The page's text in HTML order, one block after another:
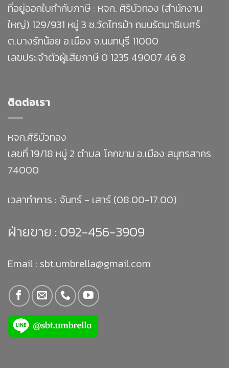
ที่อยู่ออกใบกำกับภาษี : หจก. ศิริบัวทอง (สำนักงาน
ใหญ่) 129/931 หมู่ 3 ซ.วัดไทรม้า ถนนรัตนาธิเบศร์
ต.บางรักน้อย อ.เมือง จ.นนทบุรี 11000
เลขประจำตัวผู้เสียภาษี 0 1235 49007 46 8
ติดต่อเรา
หจก.ศิริบัวทอง
เลขที่ 19/18 หมู่ 2 ตำบล โคกขาม อ.เมือง สมุทรสาคร
74000
เวลาทำการ : จันทร์ - เสาร์ (08.00-17.00)
ฝ่ายขาย : 092-456-3909
Email : sbt.umbrella@gmail.com